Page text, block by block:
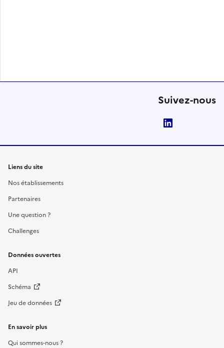
Suivez-nous
Liens du site
Nos établissements
Partenaires
Une question ?
Challenges
Données ouvertes
API
Schéma
Jeu de données
En savoir plus
Qui sommes-nous ?